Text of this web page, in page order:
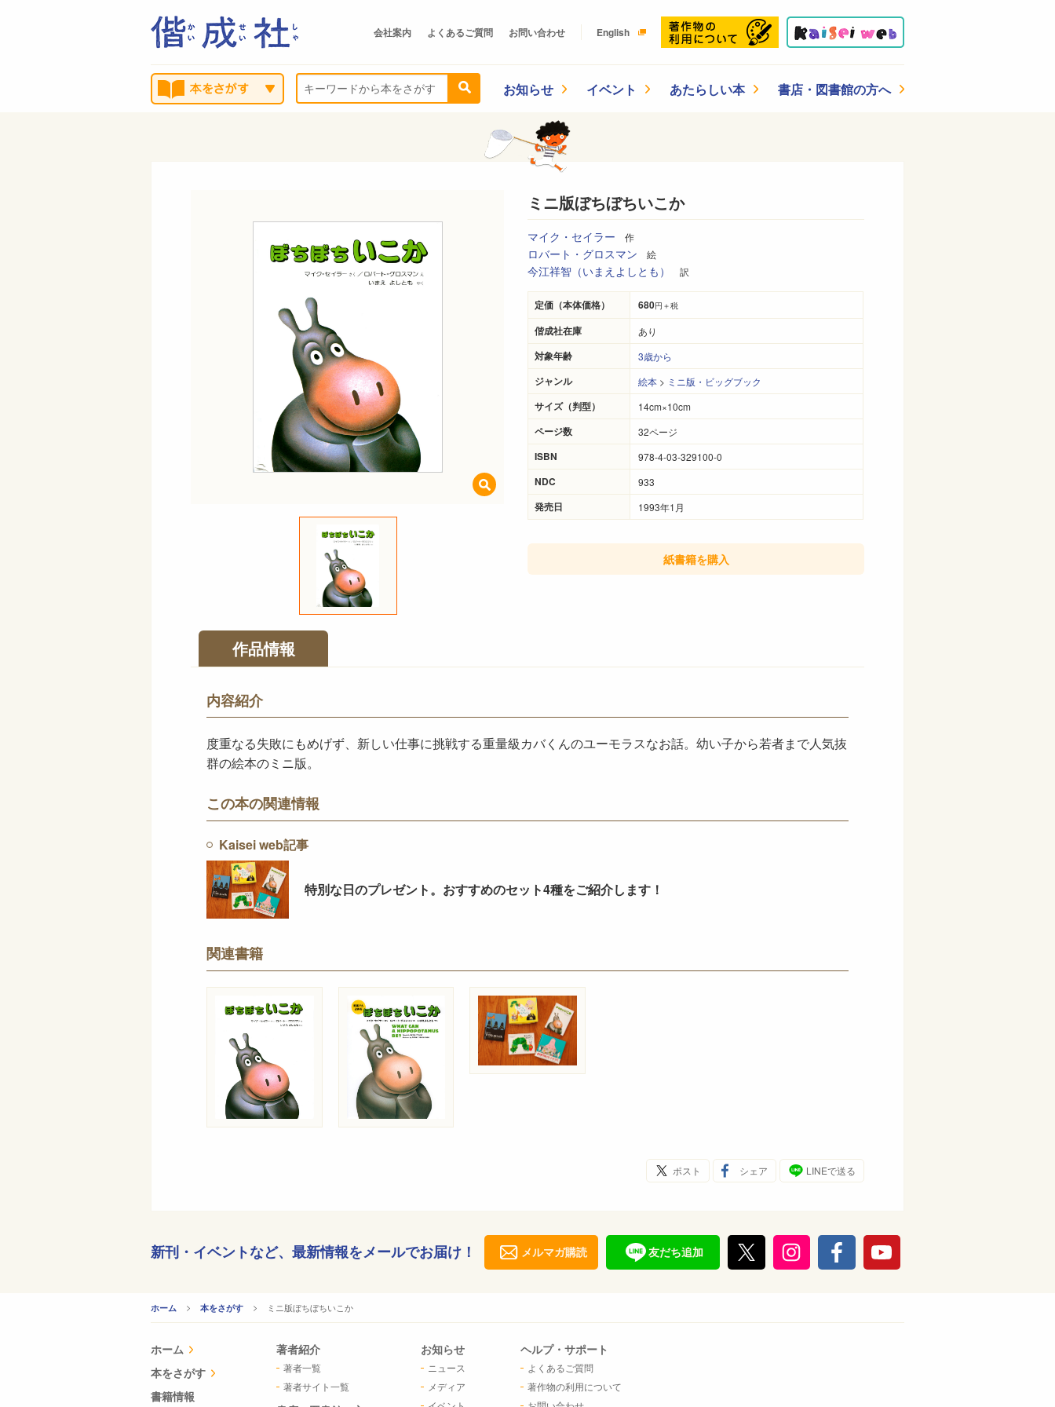
会社案内 よくあるご質問 お問い合わせ English
お知らせ イベント あたらしい本 書店・図書館の方へ
ミニ版ぼちぼちいこか
マイク・セイラー 作
ロバート・グロスマン 絵
今江祥智（いまえよしとも） 訳
定価（本体価格） 680円＋税
偕成社在庫 あり
対象年齢 3歳から
ジャンル 絵本 > ミニ版・ビッグブック
サイズ（判型） 14cm×10cm
ページ数 32ページ
ISBN 978-4-03-329100-0
NDC 933
発売日 1993年1月
紙書籍を購入
作品情報
内容紹介
度重なる失敗にもめげず、新しい仕事に挑戦する重量級カバくんのユーモラスなお話。幼い子から若者まで人気抜
群の絵本のミニ版。
この本の関連情報
Kaisei web記事
特別な日のプレゼント。おすすめのセット4種をご紹介します！
関連書籍
ポスト シェア LINEで送る
新刊・イベントなど、 最新情報をメールでお届け！ メルマガ購読 友だち追加
ホーム 本をさがす CURRENT:
ミニ版ぼちぼちいこか
ホーム
本をさがす
書籍情報
著者紹介
著者一覧
著者サイト一覧
お知らせ
ニュース
メディア
ヘルプ・サポート
よくあるご質問
著作物の利用について